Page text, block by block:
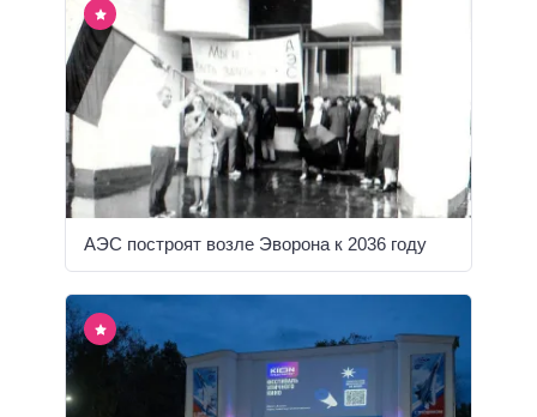
АЭС построят возле Эворона к 2036 году